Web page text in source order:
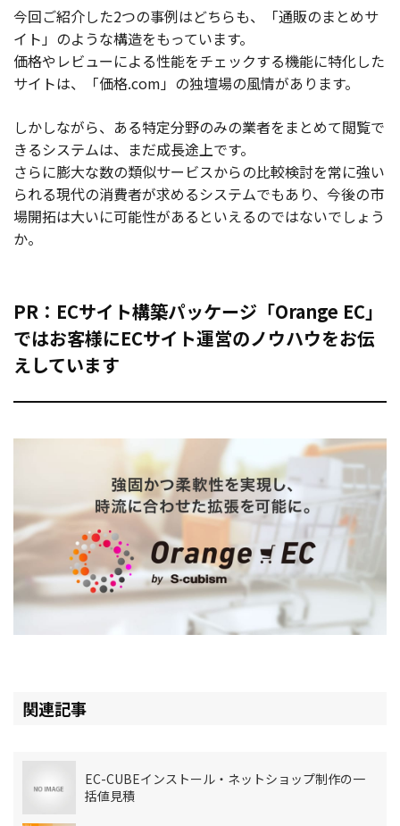
今回ご紹介した2つの事例はどちらも、「通販のまとめサ
イト」のような構造をもっています。
価格やレビューによる性能をチェックする機能に特化した
サイトは、「価格.com」の独壇場の風情があります。
しかしながら、ある特定分野のみの業者をまとめて閲覧で
きるシステムは、まだ成長途上です。
さらに膨大な数の類似サービスからの比較検討を常に強い
られる現代の消費者が求めるシステムでもあり、今後の市
場開拓は大いに可能性があるといえるのではないでしょう
か。
PR：ECサイト構築パッケージ「Orange EC」
ではお客様にECサイト運営のノウハウをお伝
えしています
関連記事
EC-CUBEインストール・ネットショップ制作の一
括値見積